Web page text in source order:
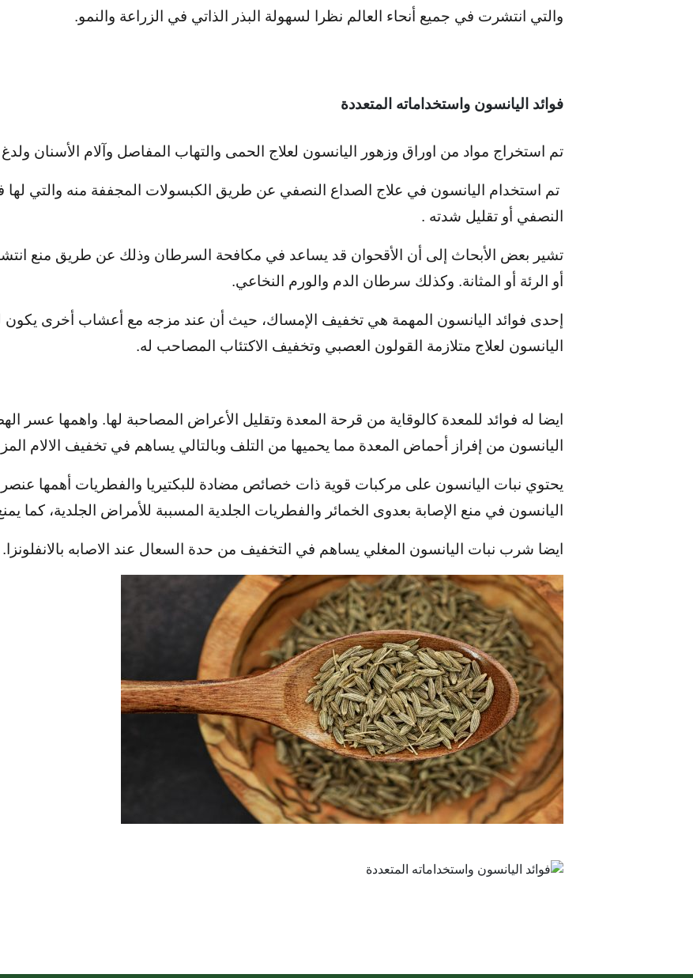
والتي انتشرت في جميع أنحاء العالم نظرا لسهولة البذر الذاتي في الزراعة والنمو.
فوائد اليانسون واستخداماته المتعددة
تم استخراج مواد من اوراق وزهور اليانسون لعلاج الحمى والتهاب المفاصل وآلام الأسنان
تم استخدام اليانسون في علاج الصداع النصفي عن طريق الكبسولات المجففة منه والتي لها
النصفي أو تقليل شدته .
تشير بعض الأبحاث إلى أن الأقحوان قد يساعد في مكافحة السرطان وذلك عن طريق منع
أو الرئة أو المثانة. وكذلك سرطان الدم والورم النخاعي.
إحدى فوائد اليانسون المهمة هي تخفيف الإمساك، حيث أن عند مزجه مع أعشاب أخرى يكون
اليانسون لعلاج متلازمة القولون العصبي وتخفيف الاكتئاب المصاحب له.
ايضا له فوائد للمعدة كالوقاية من قرحة المعدة وتقليل الأعراض المصاحبة لها. واهمها عسر
اليانسون من إفراز أحماض المعدة مما يحميها من التلف وبالتالي يساهم في تخفيف الالام
يحتوي نبات اليانسون على مركبات قوية ذات خصائص مضادة للبكتيريا والفطريات أهمها عنصر
اليانسون في منع الإصابة بعدوى الخمائر والفطريات الجلدية المسببة للأمراض الجلدية، كما
ايضا شرب نبات اليانسون المغلي يساهم في التخفيف من حدة السعال عند الاصابه بالانفلونزا.